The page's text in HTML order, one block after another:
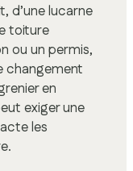
d’une lucarne
toiture
ou un permis,
changement
en
exiger une
les